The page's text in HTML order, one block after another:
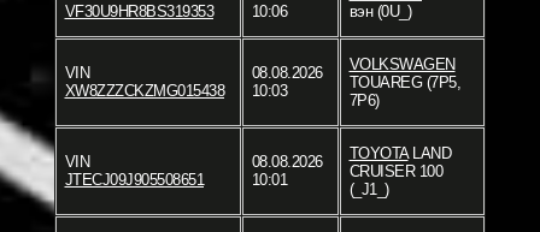
VF30U9HR8BS319353
10:06
вэн (0U_)
VIN
XW8ZZZCKZMG015438
08.08.2026
10:03
VOLKSWAGEN
TOUAREG (7P5,
7P6)
VIN
JTECJ09J905508651
08.08.2026
10:01
TOYOTALAND
CRUISER 100
(_J1_)